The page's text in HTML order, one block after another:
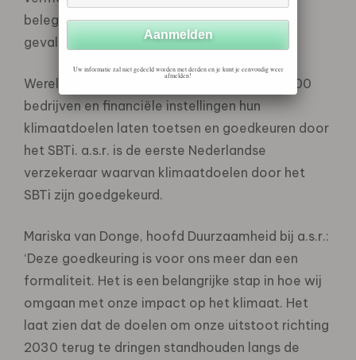
beleggingen in bedrijven met door SBTi
gevalideerde klimaatdoelen).
Wereldwijd hebben inmiddels meer dan 10.000
bedrijven en financiële instellingen hun
klimaatdoelen laten toetsen en goedkeuren door
het SBTi. a.s.r. is de eerste Nederlandse
verzekeraar waarvan klimaatdoelen door het
SBTi zijn goedgekeurd.
Mariska van Donge, hoofd Duurzaamheid bij a.s.r.:
‘Deze goedkeuring is voor ons meer dan een
formaliteit. Het is een belangrijke stap in hoe wij
omgaan met onze impact op het klimaat. Het
laat zien dat de doelen om onze uitstoot richting
2030 terug te dringen standhouden langs de
Uw informatie zal niet gedeeld worden met derden en je kunt je eenvoudig weer
afmelden!